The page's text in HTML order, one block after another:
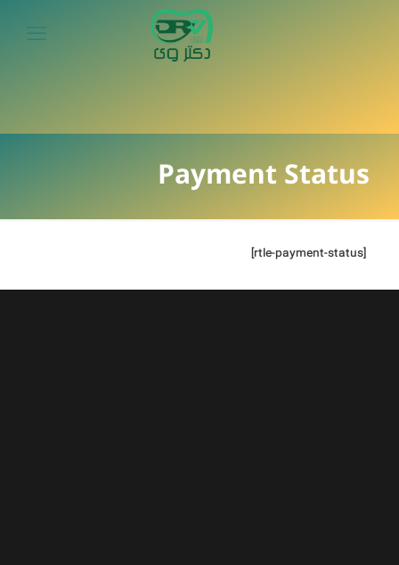
Payment Status
[rtle-payment-status]